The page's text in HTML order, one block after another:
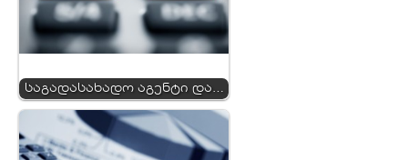
საგადასახადო აგენტი და…